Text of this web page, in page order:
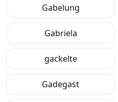
Gabelung
Gabriela
gackelte
Gadegast